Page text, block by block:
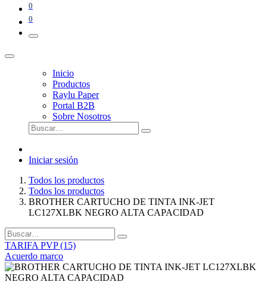
0
0
Inicio
Productos
Raylu Paper
Portal B2B
Sobre Nosotros
Iniciar sesión
Todos los productos
Todos los productos
BROTHER CARTUCHO DE TINTA INK-JET
LC127XLBK NEGRO ALTA CAPACIDAD
TARIFA PVP (15)
Acuerdo marco